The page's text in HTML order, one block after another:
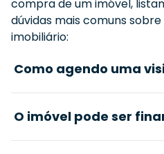
compra de um imóvel,
dúvidas mais comuns
imobiliário:
Como agendo uma
O imóvel pode ser